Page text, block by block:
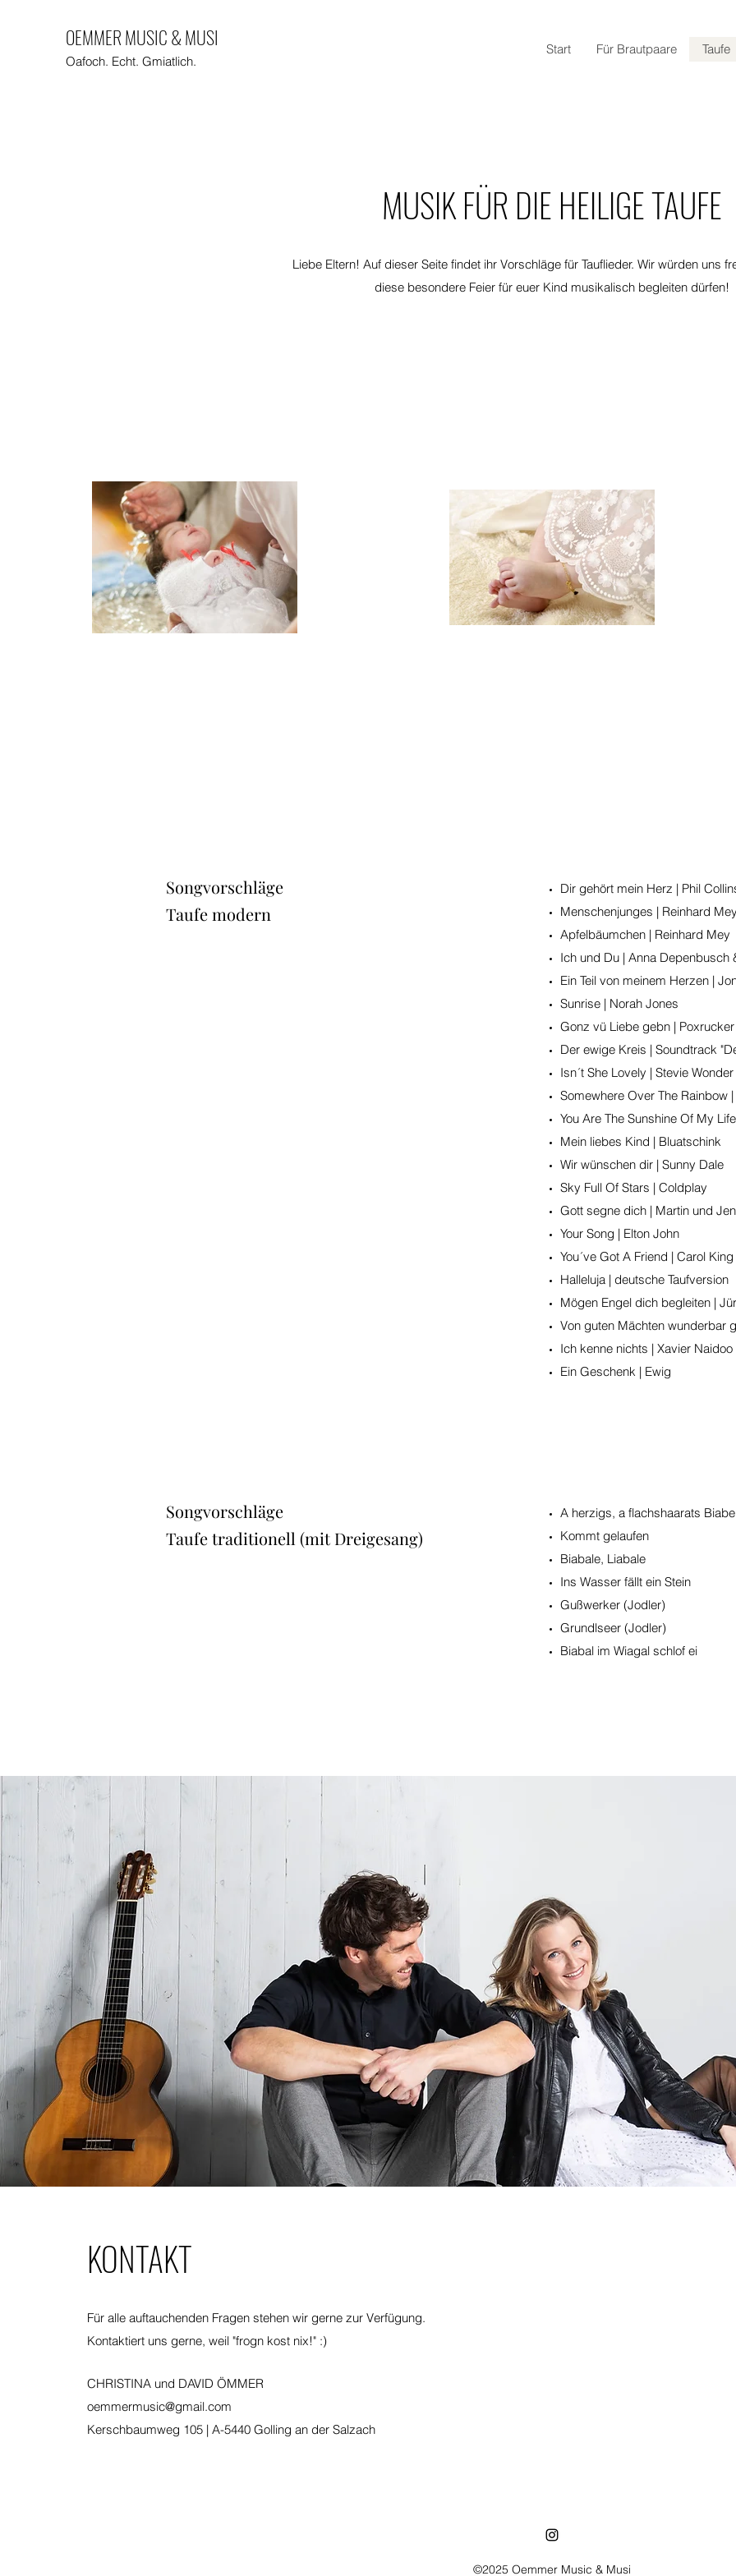
OEMMER MUSIC & MUSI
Oafoch. Echt. Gmiatlich.
Start Für Brautpaare Taufe
MUSIK FÜR DIE HEILIGE TAUFE
Liebe Eltern! Auf dieser Seite findet ihr Vorschläge für Tauflieder. Wir würden uns
diese besondere Feier für euer Kind musikalisch begleiten dürfen!
Songvorschläge
Taufe modern
Dir gehört mein Herz | Phil
Menschenjunges | Reinhard
Apfelbäumchen | Reinhard Mey
Ich und Du | Anna Depenbusch
Ein Teil von meinem Herzen |
Sunrise | Norah Jones
Gonz vü Liebe gebn |
Der ewige Kreis | Soundtrack
Isn´t She Lovely | Stevie Wonder
Somewhere Over The Rainbow
You Are The Sunshine Of My
Mein liebes Kind | Bluatschink
Wir wünschen dir | Sunny Dale
Sky Full Of Stars | Coldplay
Gott segne dich | Martin und
Your Song | Elton John
You´ve Got A Friend | Carol King
Halleluja | deutsche Taufversion
Mögen Engel dich begleiten |
Von guten Mächten wunderbar
Ich kenne nichts | Xavier Naidoo
Ein Geschenk | Ewig
Songvorschläge
Taufe traditionell (mit Dreigesang)
A herzigs, a flachshaarats
Kommt gelaufen
Biabale, Liabale
Ins Wasser fällt ein Stein
Gußwerker (Jodler)
Grundlseer (Jodler)
Biabal im Wiagal schlof ei
KONTAKT
Für alle auftauchenden Fragen stehen wir gerne zur Verfügung.
Kontaktiert uns gerne, weil "frogn kost nix!" :)
CHRISTINA und DAVID ÖMMER
oemmermusic@gmail.com
Kerschbaumweg 105 | A-5440 Golling an der Salzach
©2025 Oemmer Music & Musi